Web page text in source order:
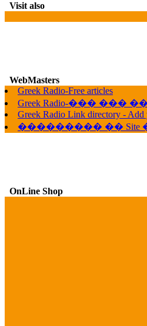
Visit also
WebMasters
Greek Radio-Free articles
Greek Radio-��� ���
Greek Radio Link directory - Add
��������� �� Site
OnLine Shop